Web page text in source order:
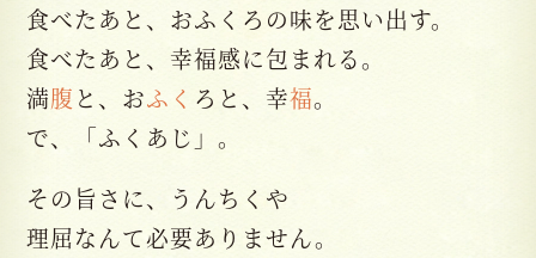
食べたあと、おふくろの味を思い出す。
食べたあと、幸福感に包まれる。
満腹 と、おふく ろと、幸福。
で、「ふくあじ」。
その旨さに、うんちくや
理屈なんて必要ありません。